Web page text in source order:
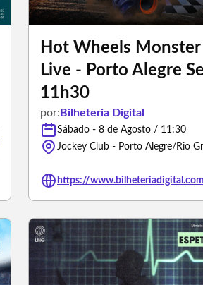
Hot Wheels Monster
Live - Porto Alegre
11h30
por: Bilheteria Digital
Sábado - 8 de Agosto / 11:30
Jockey Club - Porto Alegre/Rio